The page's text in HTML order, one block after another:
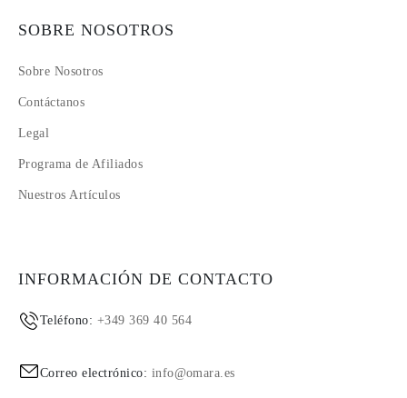
SOBRE NOSOTROS
Sobre Nosotros
Contáctanos
Legal
Programa de Afiliados
Nuestros Artículos
INFORMACIÓN DE CONTACTO
Teléfono: +349 369 40 564
Correo electrónico: info@omara.es